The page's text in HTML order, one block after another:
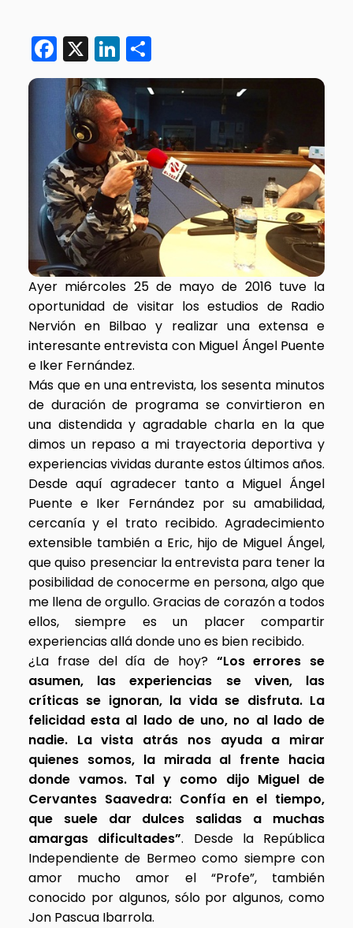
Facebook
X LinkedIn
Ayer miércoles 25 de mayo de 2016 tuve la
oportunidad de visitar los estudios de Radio
Nervión en Bilbao y realizar una extensa e
interesante entrevista con Miguel Ángel Puente
e Iker Fernández.
Más que en una entrevista, los sesenta minutos
de duración de programa se convirtieron en
una distendida y agradable charla en la que
dimos un repaso a mi trayectoria deportiva y
experiencias vividas durante estos últimos años.
Desde aquí agradecer tanto a Miguel Ángel
Puente e Iker Fernández por su amabilidad,
cercanía y el trato recibido. Agradecimiento
extensible también a Eric, hijo de Miguel Ángel,
que quiso presenciar la entrevista para tener la
posibilidad de conocerme en persona, algo que
me llena de orgullo. Gracias de corazón a todos
ellos, siempre es un placer compartir
experiencias allá donde uno es bien recibido.
¿La frase del día de hoy?“Los errores se
asumen, las experiencias se viven, las
críticas se ignoran, la vida se disfruta. La
felicidad esta al lado de uno, no al lado de
nadie. La vista atrás nos ayuda a mirar
quienes somos, la mirada al frente hacia
donde vamos. Tal y como dijo Miguel de
Cervantes Saavedra: Confía en el tiempo,
que suele dar dulces salidas a muchas
amargas dificultades”. Desde la República
Independiente de Bermeo como siempre con
amor mucho amor el “Profe”, también
conocido por algunos, sólo por algunos, como
Jon Pascua Ibarrola.